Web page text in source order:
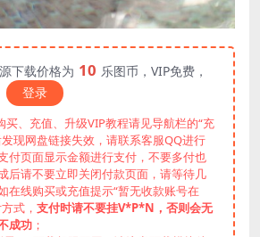
下载价格为 10 乐图币，VIP免费，
登录
买、充值、升级VIP教程请见导航栏的“充
现网盘链接失效，请联系客服QQ进行
付页面显示金额进行支付，不要多付也
后请不要立即关闭付款页面，请等待几
在线购买或充值提示“暂无收款账号在
式， 支付时请不要挂V*P*N，否则会无
成功 ；